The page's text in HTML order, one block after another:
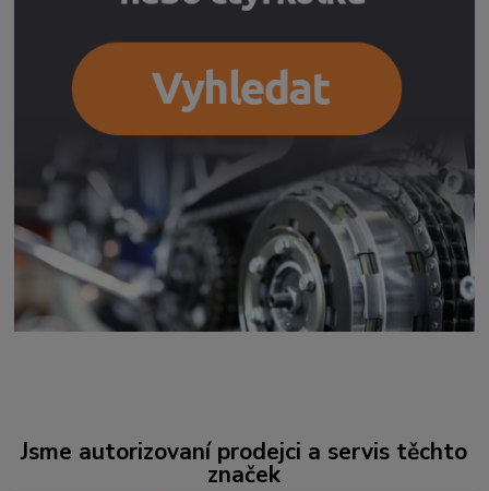
Jsme autorizovaní prodejci a servis těchto
značek